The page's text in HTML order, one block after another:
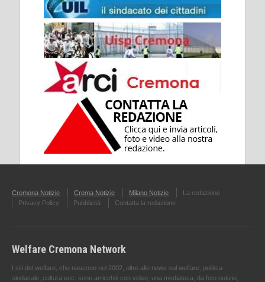
Cremona Notizie Crema Notizie Milano Notizie
La redazione
Privacy Policy
Pubblicità Contatta la redazione
Welfare Cremona Network
I siti del welfare, che nascono nel 2002, oltre alle news sul welfare, politica ,
sindacale ,cultura ecc. sono arricchiti con video, una mediateca, da foto notizie,